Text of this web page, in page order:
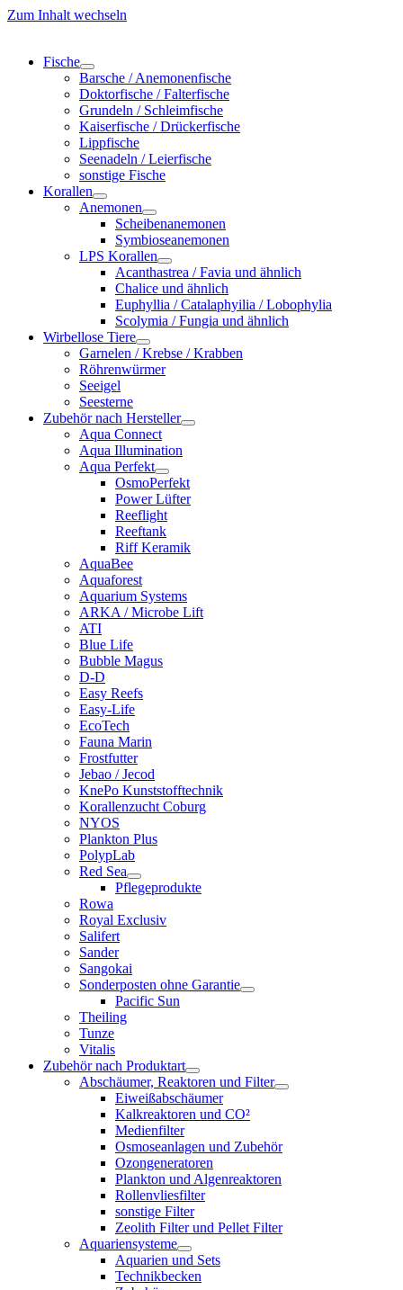
Zum Inhalt wechseln
Fische
Barsche / Anemonenfische
Doktorfische / Falterfische
Grundeln / Schleimfische
Kaiserfische / Drückerfische
Lippfische
Seenadeln / Leierfische
sonstige Fische
Korallen
Anemonen
Scheibenanemonen
Symbioseanemonen
LPS Korallen
Acanthastrea / Favia und ähnlich
Chalice und ähnlich
Euphyllia / Catalaphyilia / Lobophylia
Scolymia / Fungia und ähnlich
Wirbellose Tiere
Garnelen / Krebse / Krabben
Röhrenwürmer
Seeigel
Seesterne
Zubehör nach Hersteller
Aqua Connect
Aqua Illumination
Aqua Perfekt
OsmoPerfekt
Power Lüfter
Reeflight
Reeftank
Riff Keramik
AquaBee
Aquaforest
Aquarium Systems
ARKA / Microbe Lift
ATI
Blue Life
Bubble Magus
D-D
Easy Reefs
Easy-Life
EcoTech
Fauna Marin
Frostfutter
Jebao / Jecod
KnePo Kunststofftechnik
Korallenzucht Coburg
NYOS
Plankton Plus
PolypLab
Red Sea
Pflegeprodukte
Rowa
Royal Exclusiv
Salifert
Sander
Sangokai
Sonderposten ohne Garantie
Pacific Sun
Theiling
Tunze
Vitalis
Zubehör nach Produktart
Abschäumer, Reaktoren und Filter
Eiweißabschäumer
Kalkreaktoren und CO²
Medienfilter
Osmoseanlagen und Zubehör
Ozongeneratoren
Plankton und Algenreaktoren
Rollenvliesfilter
sonstige Filter
Zeolith Filter und Pellet Filter
Aquariensysteme
Aquarien und Sets
Technikbecken